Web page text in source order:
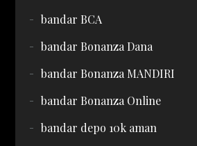
bandar BCA
bandar Bonanza Dana
bandar Bonanza MANDIRI
bandar Bonanza Online
bandar depo 10k aman